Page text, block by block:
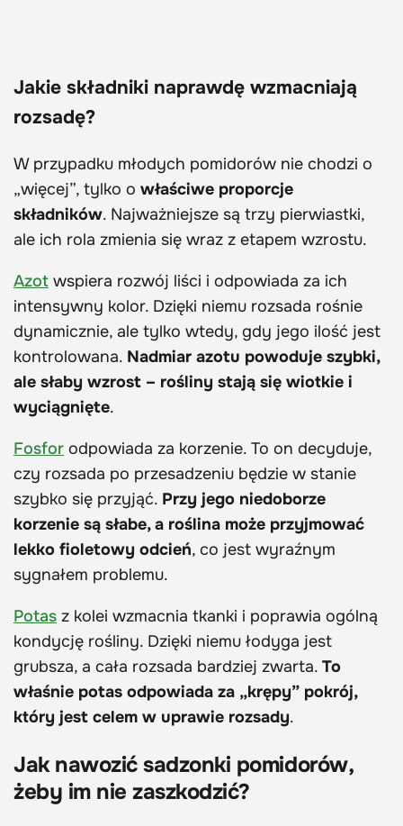
Jakie składniki naprawdę wzmacniają
rozsadę?
W przypadku młodych pomidorów nie chodzi o
„więcej”, tylko o właściwe proporcje
składników. Najważniejsze są trzy pierwiastki,
ale ich rola zmienia się wraz z etapem wzrostu.
Azot wspiera rozwój liści i odpowiada za ich
intensywny kolor. Dzięki niemu rozsada rośnie
dynamicznie, ale tylko wtedy, gdy jego ilość jest
kontrolowana. Nadmiar azotu powoduje szybki,
ale słaby wzrost – rośliny stają się wiotkie i
wyciągnięte.
Fosfor odpowiada za korzenie. To on decyduje,
czy rozsada po przesadzeniu będzie w stanie
szybko się przyjąć. Przy jego niedoborze
korzenie są słabe, a roślina może przyjmować
lekko fioletowy odcień, co jest wyraźnym
sygnałem problemu.
Potas z kolei wzmacnia tkanki i poprawia ogólną
kondycję rośliny. Dzięki niemu łodyga jest
grubsza, a cała rozsada bardziej zwarta. To
właśnie potas odpowiada za „krępy” pokrój,
który jest celem w uprawie rozsady.
Jak nawozić sadzonki pomidorów,
żeby im nie zaszkodzić?